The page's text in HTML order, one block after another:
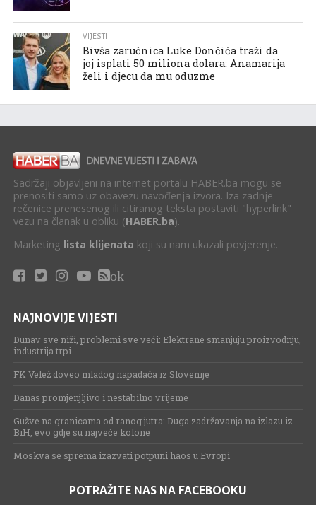
VIJESTI
Bivša zaručnica Luke Dončića traži da
joj isplati 50 miliona dolara: Anamarija
želi i djecu da mu oduzme
Sadržaji objavljeni na internet portalu HABER.ba mogu se
prenositi samo uz obavezu navođenja izvora. Iza zadnje
rečenice prenesenog ili citiranog teksta postaviti "hyperlink"
vezu na članak u obliku (HABER.ba).
Marketing lista klijenata koji su nam ukazali povjerenje.
ok
NAJNOVIJE VIJESTI
Dunav sve niži, problemi sve veći: Elektrane smanjuju proizvodnju,
industrija trpi
FK Velež doveo mladog napadača iz Slovenije
Danas promjenjljivo i nestabilno vrijeme
Gužve na granicama od ranog jutra: Duga zadržavanja na izlazu iz
BiH, evo gdje su najveće kolone
Moskva se sprema izazvati potpuni haos u Evropi
POTRAŽITE NAS NA FACEBOOKU